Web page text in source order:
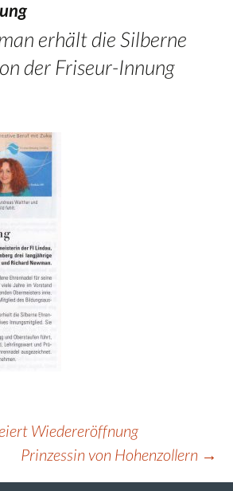
erhält die Silberne
der Friseur-Innung
Wiedereröffnung
Prinzessin von Hohenzollern →